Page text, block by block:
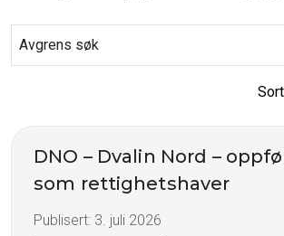
Avgrens søk
DNO – Dvalin Nord –
som rettighetshaver
Publisert: 3. juli 2026